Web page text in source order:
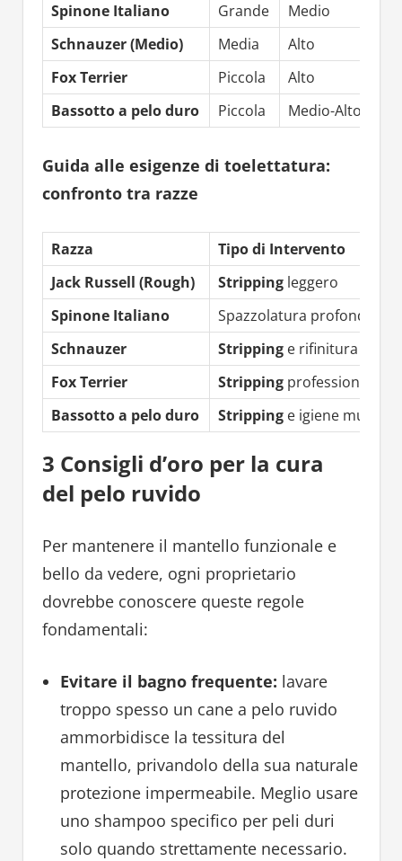
Spinone Italiano
Grande
Medio
Schnauzer (Medio)
Media
Alto
Fox Terrier
Piccola
Alto
Bassotto a pelo duro
Piccola Medio-Alto
Guida alle esigenze di toelettatura:
confronto tra razze
Razza Tipo di Intervento
Jack Russell (Rough)
Stripping leggero
Spinone Italiano
Spazzolatura profonda
Schnauzer
Stripping e rifinitura
Fox Terrier
Stripping professionale
Bassotto a pelo duro
Stripping e igiene muso
3 Consigli d’oro per la cura
del pelo ruvido
Per mantenere il mantello funzionale e
bello da vedere, ogni proprietario
dovrebbe conoscere queste regole
fondamentali:
Evitare il bagno frequente: lavare
troppo spesso un cane a pelo ruvido
ammorbidisce la tessitura del
mantello, privandolo della sua naturale
protezione impermeabile. Meglio usare
uno shampoo specifico per peli duri
solo quando strettamente necessario.